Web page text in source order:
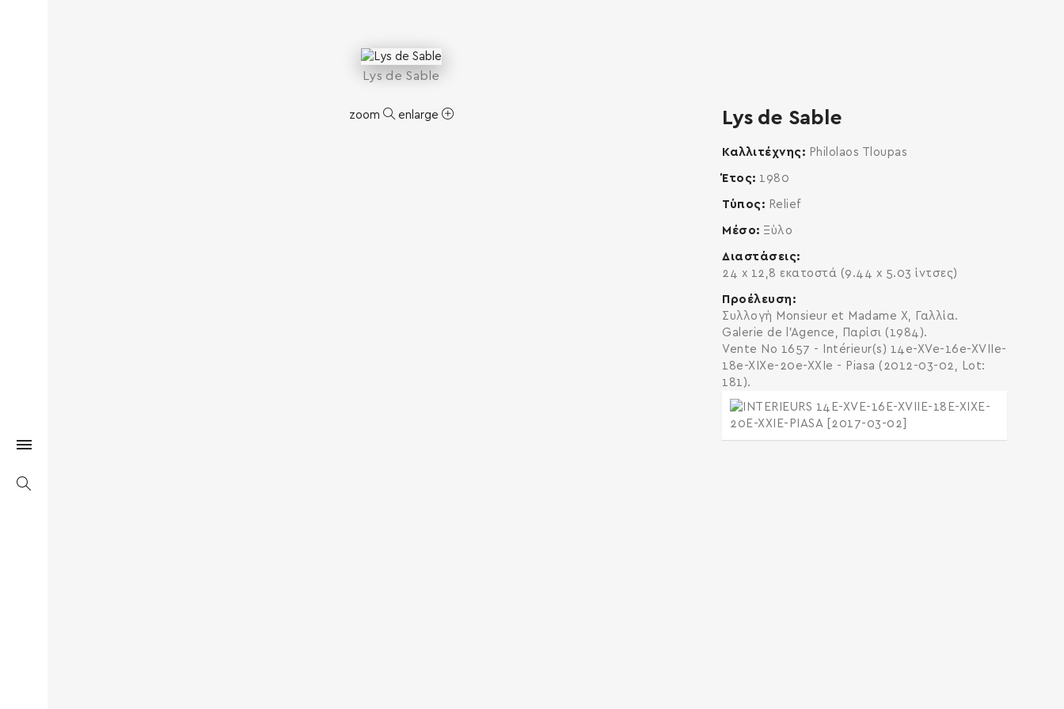
Lys de Sable
zoom enlarge Lys de Sable
Καλλιτέχνης Philolaos Tloupas
Έτος 1980
Τύπος Relief
Μέσο Ξύλο
Διαστάσεις
24 x 12,8 εκατοστά (9.44 x 5.03 ίντσες)
Προέλευση
Συλλογή Monsieur et Madame X, Γαλλία.
Galerie de l'Agence, Παρίσι (1984).
Vente No 1657 - Intérieur(s) 14e-XVe-16e-XVIIe-
18e-XIXe-20e-XXIe - Piasa (2012-03-02, Lot:
181).